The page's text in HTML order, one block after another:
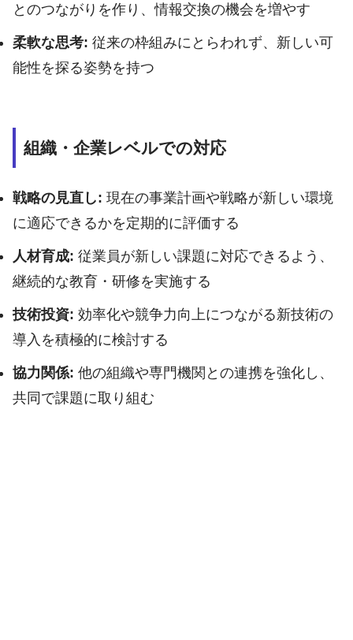
とのつながりを作り、情報交換の機会を増やす
柔軟な思考: 従来の枠組みにとらわれず、新しい可
能性を探る姿勢を持つ
組織・企業レベルでの対応
戦略の見直し: 現在の事業計画や戦略が新しい環境
に適応できるかを定期的に評価する
人材育成: 従業員が新しい課題に対応できるよう、
継続的な教育・研修を実施する
技術投資: 効率化や競争力向上につながる新技術の
導入を積極的に検討する
協力関係: 他の組織や専門機関との連携を強化し、
共同で課題に取り組む